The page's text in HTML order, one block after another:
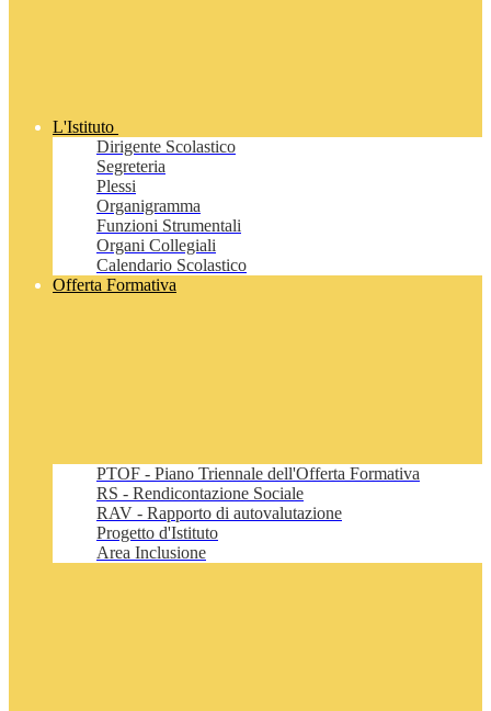
L'Istituto
Dirigente Scolastico
Segreteria
Plessi
Organigramma
Funzioni Strumentali
Organi Collegiali
Calendario Scolastico
Offerta Formativa
PTOF - Piano Triennale dell'Offerta Formativa
RS - Rendicontazione Sociale
RAV - Rapporto di autovalutazione
Progetto d'Istituto
Area Inclusione